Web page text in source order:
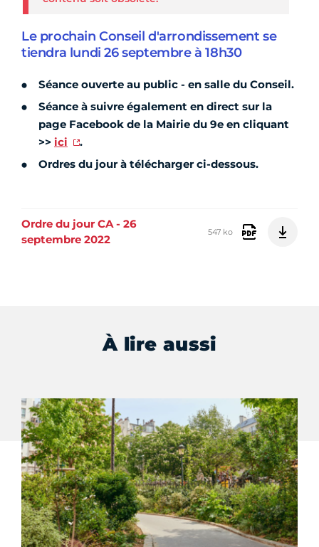
Le prochain Conseil d'arrondissement se
tiendra lundi 26 septembre à 18h30
Séance ouverte au public - en salle du Conseil.
Séance à suivre également en direct sur la
page Facebook de la Mairie du 9e en cliquant
>> ici
.
Ordres du jour à télécharger ci-dessous.
Ordre du jour CA - 26
septembre 2022
547 ko
À lire aussi